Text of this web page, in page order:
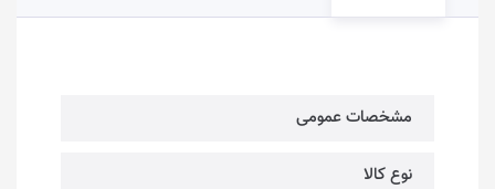
مشخصات عمومی
نوع کالا